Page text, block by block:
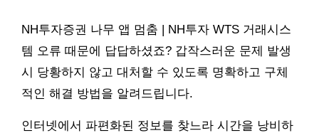
NH투자증권 나무 앱 멈춤 | NH투자 WTS 거래시스
템 오류 때문에 답답하셨죠? 갑작스러운 문제 발생
시 당황하지 않고 대처할 수 있도록 명확하고 구체
적인 해결 방법을 알려드립니다.
인터넷에서 파편화된 정보를 찾느라 시간을 낭비하